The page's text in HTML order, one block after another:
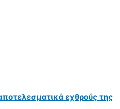
εχθρούς της